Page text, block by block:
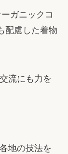
ガニックコ
配慮した着物
流にも力を
地の技法を